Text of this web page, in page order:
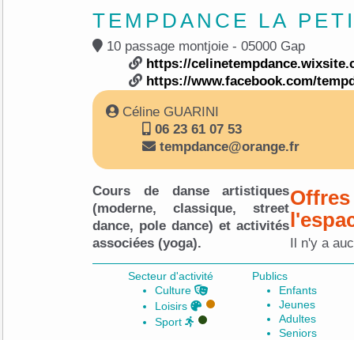
TEMPDANCE LA
10 passage montjoie - 05000 Gap
https://
https://www.facebook.com/
Céline GUARINI
06 23 61 07 53
tempdance@orange.fr
Cours de danse artistiques
(moderne, classique, street
dance, pole dance) et activités
associées (yoga).
Il n'y a
Secteur d'activité
Culture
Loisirs
Sport
Publics
Enfants
Jeunes
Adultes
Seniors